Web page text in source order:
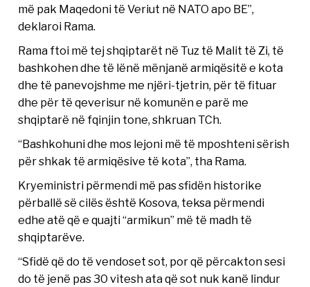
më pak Maqedoni të Veriut në NATO apo BE”,
deklaroi Rama.
Rama ftoi më tej shqiptarët në Tuz të Malit të Zi, të
bashkohen dhe të lënë mënjanë armiqësitë e kota
dhe të panevojshme me njëri-tjetrin, për të fituar
dhe për të qeverisur në komunën e parë me
shqiptarë në fqinjin tone, shkruan TCh.
“Bashkohuni dhe mos lejoni më të mposhteni sërish
për shkak të armiqësive të kota”, tha Rama.
Kryeministri përmendi më pas sfidën historike
përballë së cilës është Kosova, teksa përmendi
edhe atë që e quajti “armikun” më të madh të
shqiptarëve.
“Sfidë që do të vendoset sot, por që përcakton sesi
do të jenë pas 30 vitesh ata që sot nuk kanë lindur